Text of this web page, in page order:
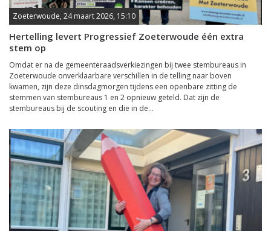
Zoeterwoude, 24 maart 2026, 15:10
Hertelling levert Progressief Zoeterwoude één extra
stem op
Omdat er na de gemeenteraadsverkiezingen bij twee stembureaus in
Zoeterwoude onverklaarbare verschillen in de telling naar boven
kwamen, zijn deze dinsdagmorgen tijdens een openbare zitting de
stemmen van stembureaus 1 en 2 opnieuw geteld. Dat zijn de
stembureaus bij de scouting en die in de...